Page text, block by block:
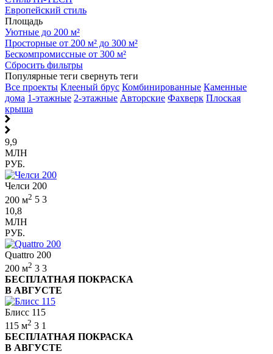
Европейский стиль
Площадь
Уютные до 200 м²
Просторные от 200 м² до 300 м²
Бескомпромиссные от 300 м²
Сбросить фильтры
Популярные теги свернуть теги
Все проекты Клееный брус Комбинированные Каменные
дома 1-этажные 2-этажные Авторские Фахверк Плоская
крыша
9,9
МЛН
РУБ.
Челси 200
200 м2 5 3
10,8
МЛН
РУБ.
Quattro 200
200 м2 3 3
БЕСПЛАТНАЯ ПОКРАСКА
В АВГУСТЕ
Блисс 115
115 м2 3 1
БЕСПЛАТНАЯ ПОКРАСКА
В АВГУСТЕ